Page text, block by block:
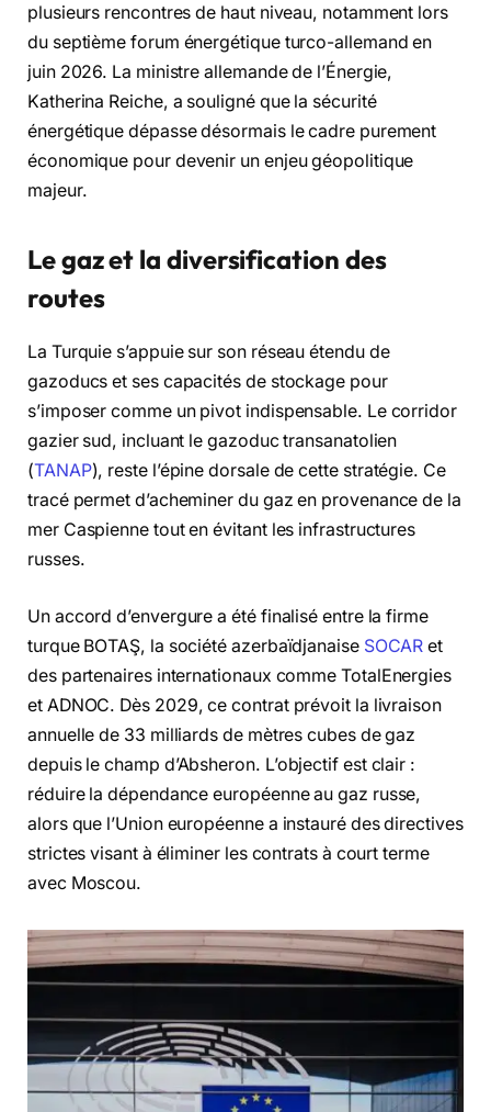
plusieurs rencontres de haut niveau, notamment lors
du septième forum énergétique turco-allemand en
juin 2026. La ministre allemande de l’Énergie,
Katherina Reiche, a souligné que la sécurité
énergétique dépasse désormais le cadre purement
économique pour devenir un enjeu géopolitique
majeur.
Le gaz et la diversification des
routes
La Turquie s’appuie sur son réseau étendu de
gazoducs et ses capacités de stockage pour
s’imposer comme un pivot indispensable. Le corridor
gazier sud, incluant le gazoduc transanatolien
(TANAP), reste l’épine dorsale de cette stratégie. Ce
tracé permet d’acheminer du gaz en provenance de la
mer Caspienne tout en évitant les infrastructures
russes.
Un accord d’envergure a été finalisé entre la firme
turque BOTAŞ, la société azerbaïdjanaise SOCAR et
des partenaires internationaux comme TotalEnergies
et ADNOC. Dès 2029, ce contrat prévoit la livraison
annuelle de 33 milliards de mètres cubes de gaz
depuis le champ d’Absheron. L’objectif est clair :
réduire la dépendance européenne au gaz russe,
alors que l’Union européenne a instauré des directives
strictes visant à éliminer les contrats à court terme
avec Moscou.